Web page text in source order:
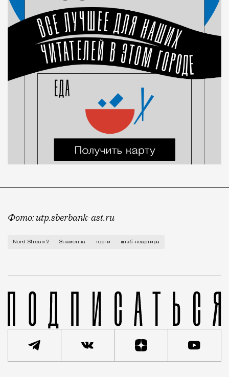
Фото: utp.sberbank-ast.ru
Здание, где раньше располагался головной офис
Nord Stream 2 Знаменка торги штаб-квартира